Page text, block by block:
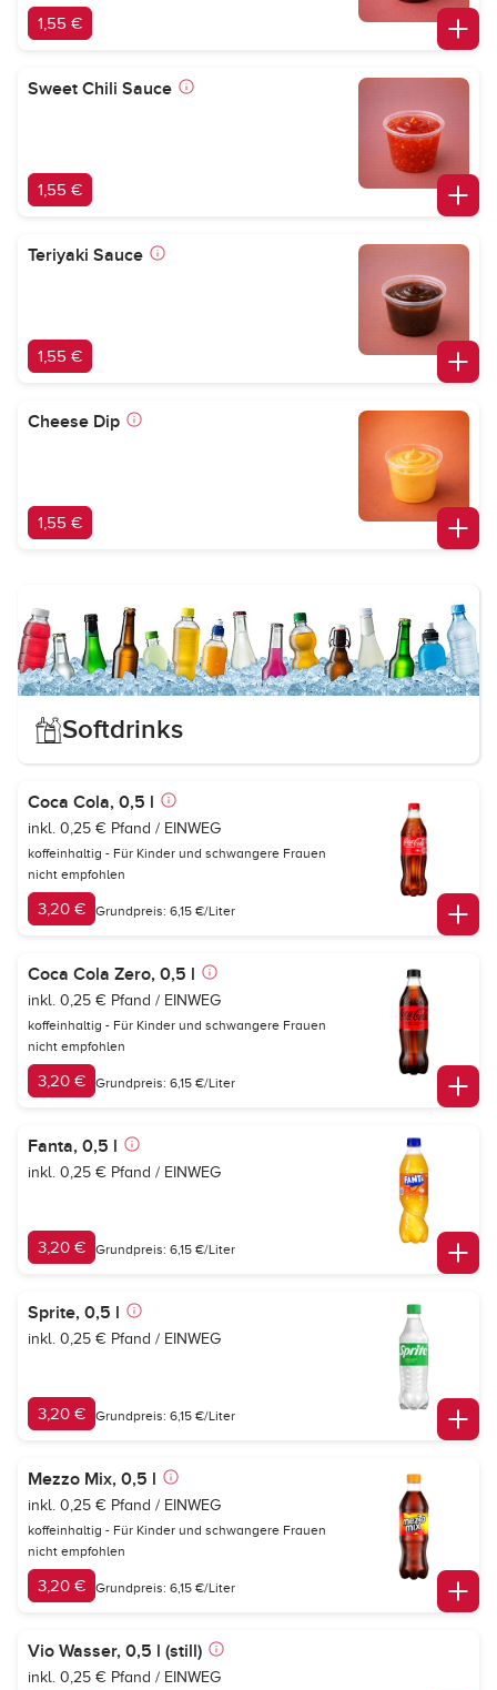
1,55 €
Sweet Chili Sauce
1,55 €
Teriyaki Sauce
1,55 €
Cheese Dip
1,55 €
Softdrinks
Coca Cola, 0,5 l
inkl. 0,25 € Pfand / EINWEG
koffeinhaltig - Für Kinder und schwangere Frauen
nicht empfohlen
3,20 € Grundpreis: 6,15 €/Liter
Coca Cola Zero, 0,5 l
inkl. 0,25 € Pfand / EINWEG
koffeinhaltig - Für Kinder und schwangere Frauen
nicht empfohlen
3,20 € Grundpreis: 6,15 €/Liter
Fanta, 0,5 l
inkl. 0,25 € Pfand / EINWEG
3,20 € Grundpreis: 6,15 €/Liter
Sprite, 0,5 l
inkl. 0,25 € Pfand / EINWEG
3,20 € Grundpreis: 6,15 €/Liter
Mezzo Mix, 0,5 l
inkl. 0,25 € Pfand / EINWEG
koffeinhaltig - Für Kinder und schwangere Frauen
nicht empfohlen
3,20 € Grundpreis: 6,15 €/Liter
Vio Wasser, 0,5 l (still)
inkl. 0,25 € Pfand / EINWEG